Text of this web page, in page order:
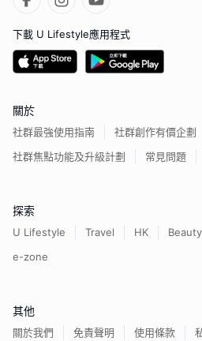
下載 U Lifestyle應用程式
關於
社群最強使用指南
社群創作有價企劃
社群焦點功能及升級計劃
常見問題
探索
U Lifestyle Travel HK Beauty
e-zone
其他
關於我們 免責聲明 使用條款